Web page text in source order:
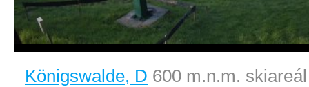
Königswalde, D 600 m.n.m. skiareál